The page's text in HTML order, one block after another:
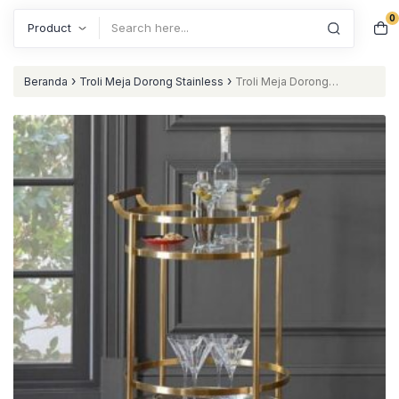
0
Beranda › Troli Meja Dorong Stainless › Troli Meja Dorong